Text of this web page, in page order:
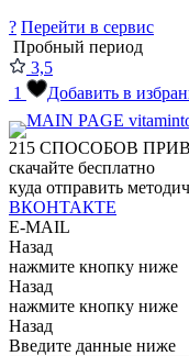
? Перейти в сервис
Пробный период
3,5
1
Добавить в
215 СПОСОБОВ
скачайте бесплатно
куда отправить
ВКОНТАКТЕ
E-MAIL
Назад
нажмите кнопку ниже
Назад
нажмите кнопку ниже
Назад
Введите данные ниже